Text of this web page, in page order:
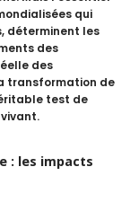
qui
déterminent les
des
des
transformation de
test de
: les impacts